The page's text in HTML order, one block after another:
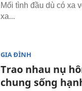
Mối tình đầu dù có xa
xa...
GIA ĐÌNH
Trao nhau nụ
chung sống